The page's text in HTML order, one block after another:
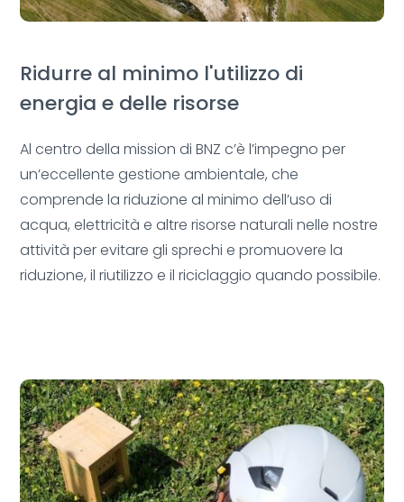
Ridurre al minimo l'utilizzo di
energia e delle risorse
Al centro della mission di BNZ c’è l’impegno per
un’eccellente gestione ambientale, che
comprende la riduzione al minimo dell’uso di
acqua, elettricità e altre risorse naturali nelle nostre
attività per evitare gli sprechi e promuovere la
riduzione, il riutilizzo e il riciclaggio quando possibile.